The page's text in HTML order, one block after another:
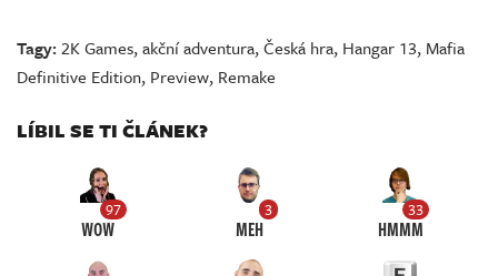
Tagy:2K Games,akční adventura,Česká hra, Hangar 13, Mafia
Definitive Edition, Preview, Remake
LÍBIL SE TI ČLÁNEK?
97
WOW
3
MEH
33
HMMM